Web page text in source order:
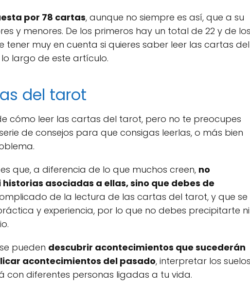
por 78 cartas, aunque no siempre es así, que a su
y menores. De los primeros hay un total de 22 y de los
tener muy en cuenta si quieres saber leer las cartas del
largo de este artículo.
del tarot
cómo leer las cartas del tarot, pero no te preocupes
de consejos para que consigas leerlas, o más bien
que, a diferencia de lo que muchos creen, no
asociadas a ellas, sino que debes de
de la lectura de las cartas del tarot, y que se
y experiencia, por lo que no debes precipitarte ni
pueden descubrir acontecimientos que sucederán
acontecimientos del pasado, interpretar los suelos
con diferentes personas ligadas a tu vida.